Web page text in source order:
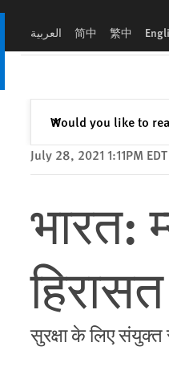
العربية 简中 繁中
Would you like to
✕Close
July 28, 2021 1:11PM EDT
भारत:
सुरक्षा के लिए
Facebook
Bluesky
options